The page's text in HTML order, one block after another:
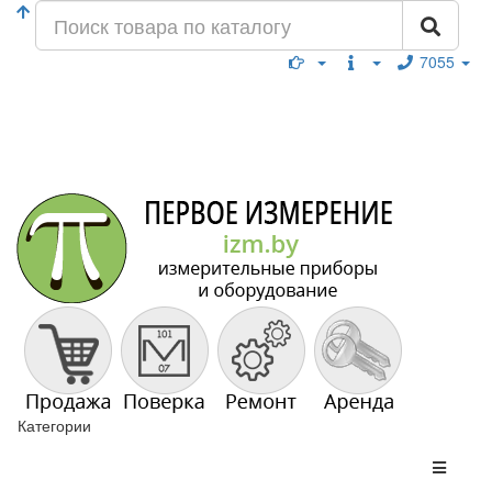
7055
Категории